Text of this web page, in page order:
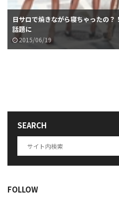
日サロで焼きながら寝ちゃったの？
話題に
2015/06/19
SEARCH
FOLLOW